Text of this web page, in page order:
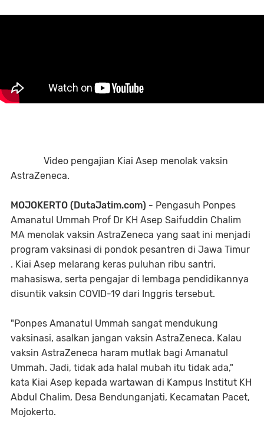
Video pengajian Kiai Asep menolak vaksin
AstraZeneca.
MOJOKERTO (DutaJatim.com) - Pengasuh Ponpes
Amanatul Ummah Prof Dr KH Asep Saifuddin Chalim
MA menolak vaksin AstraZeneca yang saat ini menjadi
program vaksinasi di pondok pesantren di Jawa Timur
. Kiai Asep melarang keras puluhan ribu santri,
mahasiswa, serta pengajar di lembaga pendidikannya
disuntik vaksin COVID-19 dari Inggris tersebut.
"Ponpes Amanatul Ummah sangat mendukung
vaksinasi, asalkan jangan vaksin AstraZeneca. Kalau
vaksin AstraZeneca haram mutlak bagi Amanatul
Ummah. Jadi, tidak ada halal mubah itu tidak ada,"
kata Kiai Asep kepada wartawan di Kampus Institut KH
Abdul Chalim, Desa Bendunganjati, Kecamatan Pacet,
Mojokerto.